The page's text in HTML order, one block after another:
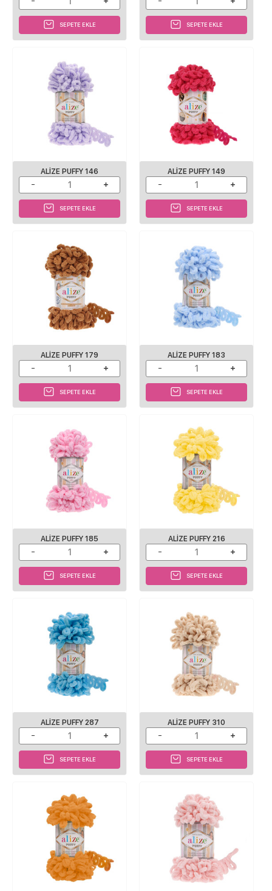
SEPETE EKLE SEPETE EKLE
ALIZE PUFFY 146
SEPETE EKLE
ALIZE PUFFY 149
SEPETE EKLE
ALIZE PUFFY 179
SEPETE EKLE
ALIZE PUFFY 183
SEPETE EKLE
ALIZE PUFFY 185
SEPETE EKLE
ALIZE PUFFY 216
SEPETE EKLE
ALIZE PUFFY 287
SEPETE EKLE
ALIZE PUFFY 310
SEPETE EKLE